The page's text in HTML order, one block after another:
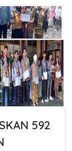
592